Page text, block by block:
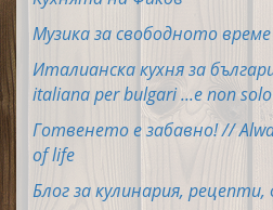
Музика за свободното време
Италианска кухня за
italiana per bulgari ...e non
Готвенето е забавно! //
of life
Блог за кулинария,